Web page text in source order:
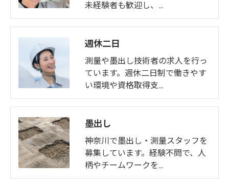
未経験者も歓迎し、…
週休二日
測量や墨出し技術者の求人を行っ
ています。週休二日制で働きやす
い環境や資格取得支…
墨出し
神奈川で墨出し・測量スタッフを
募集しています。経験不問で、人
柄やチームワークを…